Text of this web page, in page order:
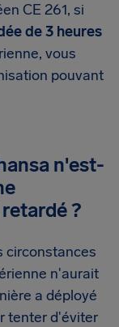
CE 261, si
de 3 heures
vous
pouvant
n'est-
?
circonstances
n'aurait
a déployé
tenter d'éviter